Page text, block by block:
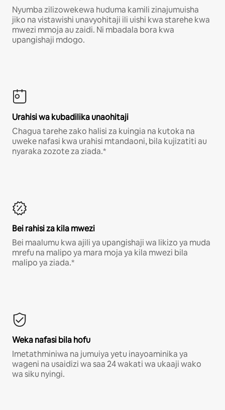
Nyumba zilizowekewa huduma kamili zinajumuisha
jiko na vistawishi unavyohitaji ili uishi kwa starehe kwa
mwezi mmoja au zaidi. Ni mbadala bora kwa
upangishaji mdogo.
Urahisi wa kubadilika unaohitaji
Chagua tarehe zako halisi za kuingia na kutoka na
uweke nafasi kwa urahisi mtandaoni, bila kujizatiti au
nyaraka zozote za ziada.*
Bei rahisi za kila mwezi
Bei maalumu kwa ajili ya upangishaji wa likizo ya muda
mrefu na malipo ya mara moja ya kila mwezi bila
malipo ya ziada.*
Weka nafasi bila hofu
Imetathminiwa na jumuiya yetu inayoaminika ya
wageni na usaidizi wa saa 24 wakati wa ukaaji wako
wa siku nyingi.